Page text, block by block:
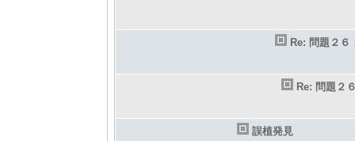
Re: 問題２６
Re: 問題２
誤植発見